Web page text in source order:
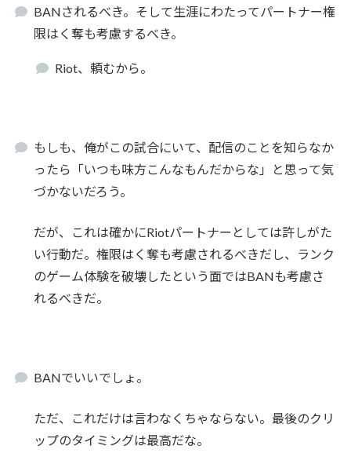
BANされるべき。そして生涯にわたってパートナー権
限はく奪も考慮するべき。
Riot、頼むから。
もしも、俺がこの試合にいて、配信のことを知らなか
ったら「いつも味方こんなもんだからな」と思って気
づかないだろう。
だが、これは確かにRiotパートナーとしては許しがた
い行動だ。権限はく奪も考慮されるべきだし、ランク
のゲーム体験を破壊したという面ではBANも考慮さ
れるべきだ。
BANでいいでしょ。
ただ、これだけは言わなくちゃならない。最後のクリ
ップのタイミングは最高だな。